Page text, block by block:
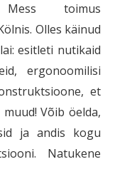
Mess toimus
Olles käinud
esitleti nutikaid
ergonoomilisi
et
Võib öelda,
ja andis kogu
Natukene